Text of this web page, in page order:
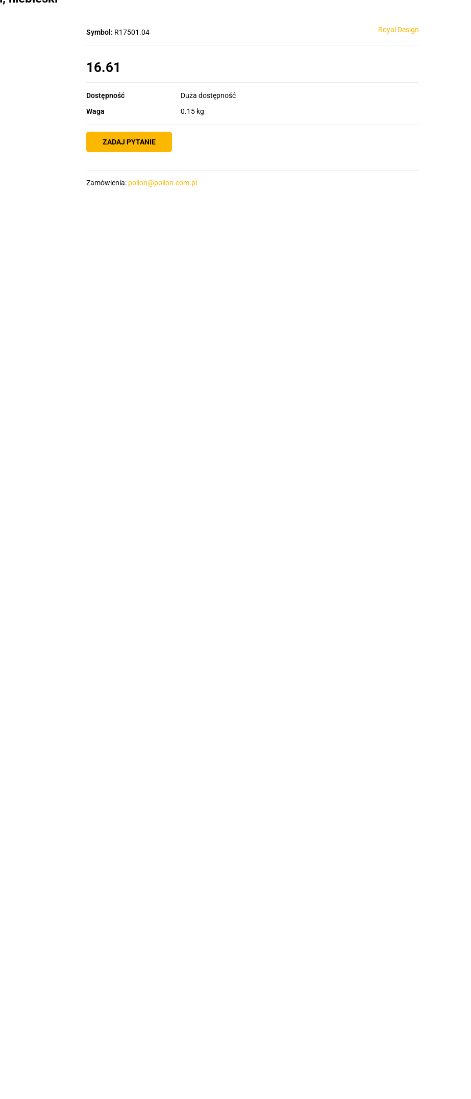
Symbol: R17501.04 Royal Design
16.61
Dostępność
Duża dostępność
Waga
0.15 kg
ZADAJ PYTANIE
Zamówienia: polion@polion.com.pl